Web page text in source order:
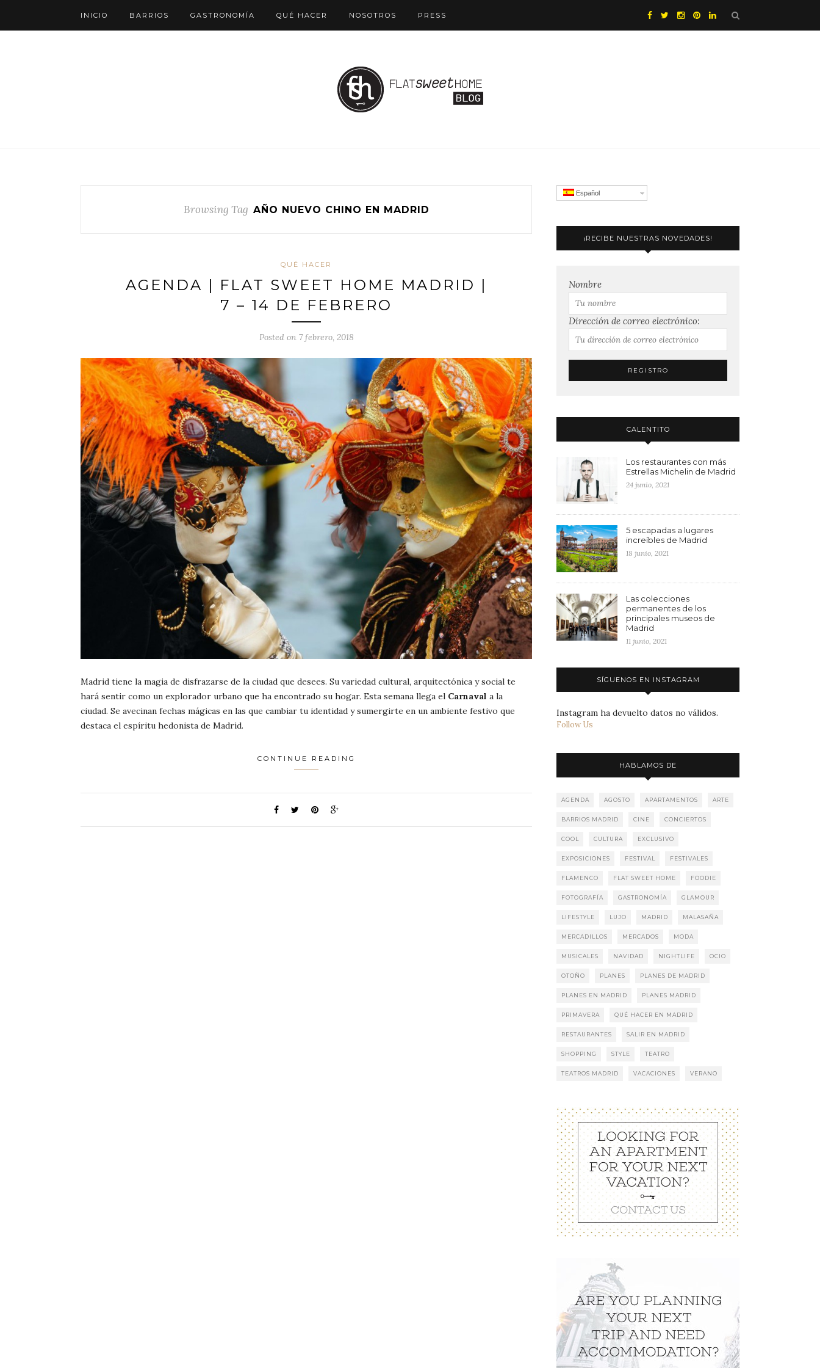
INICIO BARRIOS GASTRONOMÍA QUÉ HACER NOSOTROS PRESS
Browsing Tag AÑO NUEVO CHINO EN MADRID
QUÉ HACER
AGENDA | FLAT SWEET HOME MADRID |
7 – 14 DE FEBRERO
Posted on 7 febrero, 2018
Madrid tiene la magia de disfrazarse de la ciudad que desees. Su variedad cultural, arquitectónica y social te
hará sentir como un explorador urbano que ha encontrado su hogar. Esta semana llega el Carnaval a la
ciudad. Se avecinan fechas mágicas en las que cambiar tu identidad y sumergirte en un ambiente festivo que
destaca el espíritu hedonista de Madrid.
CONTINUE READING
Español
¡RECIBE NUESTRAS NOVEDADES!
Nombre
Dirección de correo electrónico:
CALENTITO
Los restaurantes con más
Estrellas Michelin de Madrid
24 junio, 2021
5 escapadas a lugares
increíbles de Madrid
18 junio, 2021
Las colecciones
permanentes de los
principales museos de
Madrid
11 junio, 2021
SÍGUENOS EN INSTAGRAM
Instagram ha devuelto datos no válidos.
Follow Us
HABLAMOS DE
AGENDA AGOSTO APARTAMENTOS ARTE
BARRIOS MADRID CINE CONCIERTOS
COOL CULTURA EXCLUSIVO
EXPOSICIONES FESTIVAL FESTIVALES
FLAMENCO FLAT SWEET HOME FOODIE
FOTOGRAFÍA GASTRONOMÍA GLAMOUR
LIFESTYLE LUJO MADRID MALASAÑA
MERCADILLOS MERCADOS MODA
MUSICALES NAVIDAD NIGHTLIFE OCIO
OTOÑO PLANES PLANES DE MADRID
PLANES EN MADRID PLANES MADRID
PRIMAVERA QUÉ HACER EN MADRID
RESTAURANTES SALIR EN MADRID
SHOPPING STYLE TEATRO
TEATROS MADRID VACACIONES VERANO